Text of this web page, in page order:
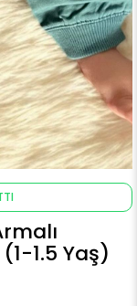
1.5 Yaş)